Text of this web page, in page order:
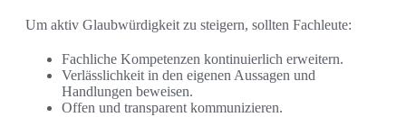
Um aktiv Glaubwürdigkeit zu steigern, sollten Fachleute:
Fachliche Kompetenzen kontinuierlich erweitern.
Verlässlichkeit in den eigenen Aussagen und
Handlungen beweisen.
Offen und transparent kommunizieren.